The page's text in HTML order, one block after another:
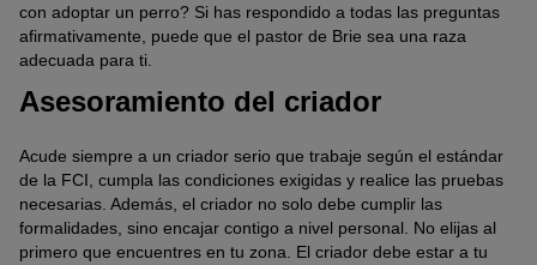
con adoptar un perro? Si has respondido a todas las preguntas
afirmativamente, puede que el pastor de Brie sea una raza
adecuada para ti.
Asesoramiento del criador
Acude siempre a un criador serio que trabaje según el estándar
de la FCI, cumpla las condiciones exigidas y realice las pruebas
necesarias. Además, el criador no solo debe cumplir las
formalidades, sino encajar contigo a nivel personal. No elijas al
primero que encuentres en tu zona. El criador debe estar a tu